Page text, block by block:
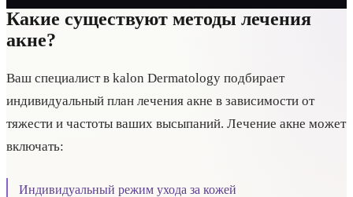
Какие существуют методы лечения
акне?
Ваш специалист в kalon Dermatology подбирает
индивидуальный план лечения акне в зависимости от
тяжести и частоты ваших высыпаний. Лечение акне может
включать:
Индивидуальный режим ухода за кожей